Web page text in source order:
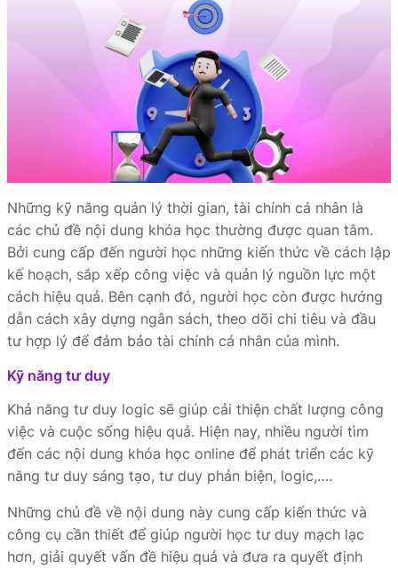
Những kỹ năng quản lý thời gian, tài chính cá nhân là
các chủ đề nội dung khóa học thường được quan tâm.
Bởi cung cấp đến người học những kiến thức về cách lập
kế hoạch, sắp xếp công việc và quản lý nguồn lực một
cách hiệu quả. Bên cạnh đó, người học còn được hướng
dẫn cách xây dựng ngân sách, theo dõi chi tiêu và đầu
tư hợp lý để đảm bảo tài chính cá nhân của mình.
Kỹ năng tư duy
Khả năng tư duy logic sẽ giúp cải thiện chất lượng công
việc và cuộc sống hiệu quả. Hiện nay, nhiều người tìm
đến các nội dung khóa học online để phát triển các kỹ
năng tư duy sáng tạo, tư duy phản biện, logic,….
Những chủ đề về nội dung này cung cấp kiến thức và
công cụ cần thiết để giúp người học tư duy mạch lạc
hơn, giải quyết vấn đề hiệu quả và đưa ra quyết định